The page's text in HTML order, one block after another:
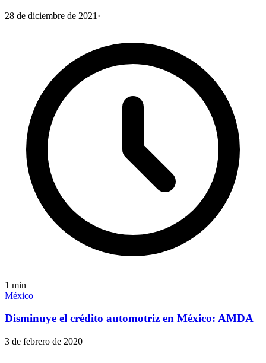
28 de diciembre de 2021 ·
1 min
México
Disminuye el crédito automotriz en México: AMDA
3 de febrero de 2020